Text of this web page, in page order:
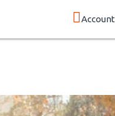
Account